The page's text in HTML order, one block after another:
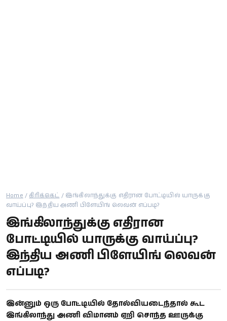
Home / கிரிக்கெட் / இங்கிலாந்துக்கு எதிரான போட்டியில் யாருக்கு
வாய்ப்பு? இந்திய அணி பிளேயிங் லெவன் எப்படி?
இங்கிலாந்துக்கு எதிரான
போட்டியில் யாருக்கு வாய்ப்பு?
இந்திய அணி பிளேயிங் லெவன்
எப்படி?
இன்னும் ஒரு போட்டியில் தோல்வியடைந்தால் கூட
இங்கிலாந்து அணி விமானம் ஏறி சொந்த ஊருக்கு